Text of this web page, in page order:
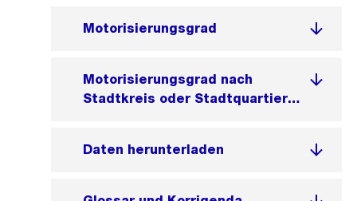
Motorisierungsgrad
Motorisierungsgrad nach
Stadtkreis oder Stadtquartier,
Daten herunterladen